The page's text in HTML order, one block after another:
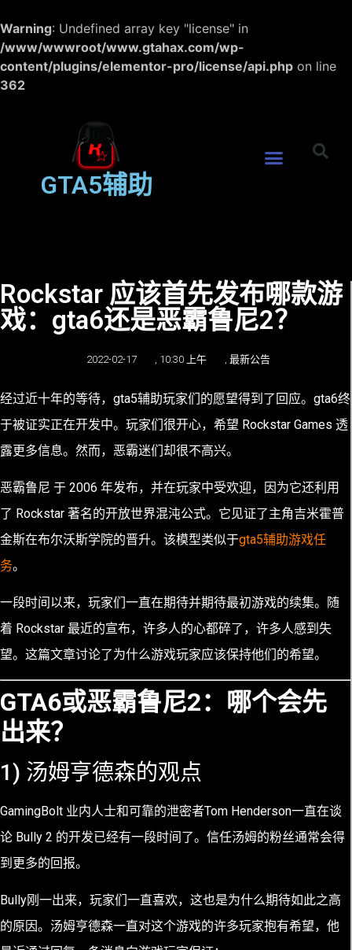
Warning: Undefined array key "license" in
/www/wwwroot/www.gtahax.com/wp-
content/plugins/elementor-pro/license/api.php on line
362
GTA5辅助
Rockstar 应该首先发布哪款游
戏：gta6还是恶霸鲁尼2？
2022-02-17 10:30 上午 最新公告
经过近十年的等待，gta5辅助玩家们的愿望得到了回应。 gta6终
于被证实正在开发中。玩家们很开心，希望 Rockstar Games 透
露更多信息。然而， 恶霸迷们却很不高兴。
恶霸鲁尼 于 2006 年发布，并在玩家中受欢迎，因为它还利用
了 Rockstar 著名的开放世界混沌公式。它见证了主角吉米霍普
金斯在布尔沃斯学院的晋升。该模型类似于gta5辅助游戏任
务。
一段时间以来，玩家们一直在期待并期待最初游戏的续集。随
着 Rockstar 最近的宣布，许多人的心都碎了，许多人感到失
望。这篇文章讨论了为什么游戏玩家应该保持他们的希望。
GTA6或恶霸鲁尼2：哪个会先
出来？
1) 汤姆亨德森的观点
GamingBolt 业内人士和可靠的泄密者Tom Henderson一直在谈
论 Bully 2 的开发已经有一段时间了。信任汤姆的粉丝通常会得
到更多的回报。
Bully刚一出来，玩家们一直喜欢，这也是为什么期待如此之高
的原因。汤姆亨德森一直对这个游戏的许多玩家抱有希望，他